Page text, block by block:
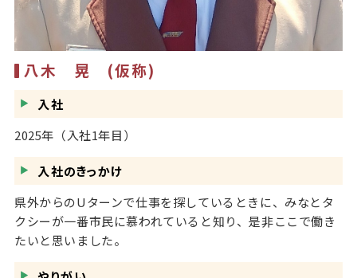
八木 晃 (仮称)
入社
2025年（入社1年目）
入社のきっかけ
県外からのUターンで仕事を探しているときに、みなとタ
クシーが一番市民に慕われていると知り、是非ここで働き
たいと思いました。